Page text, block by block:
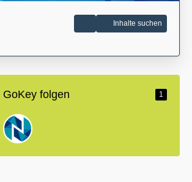
Inhalte suchen
GoKey folgen 1